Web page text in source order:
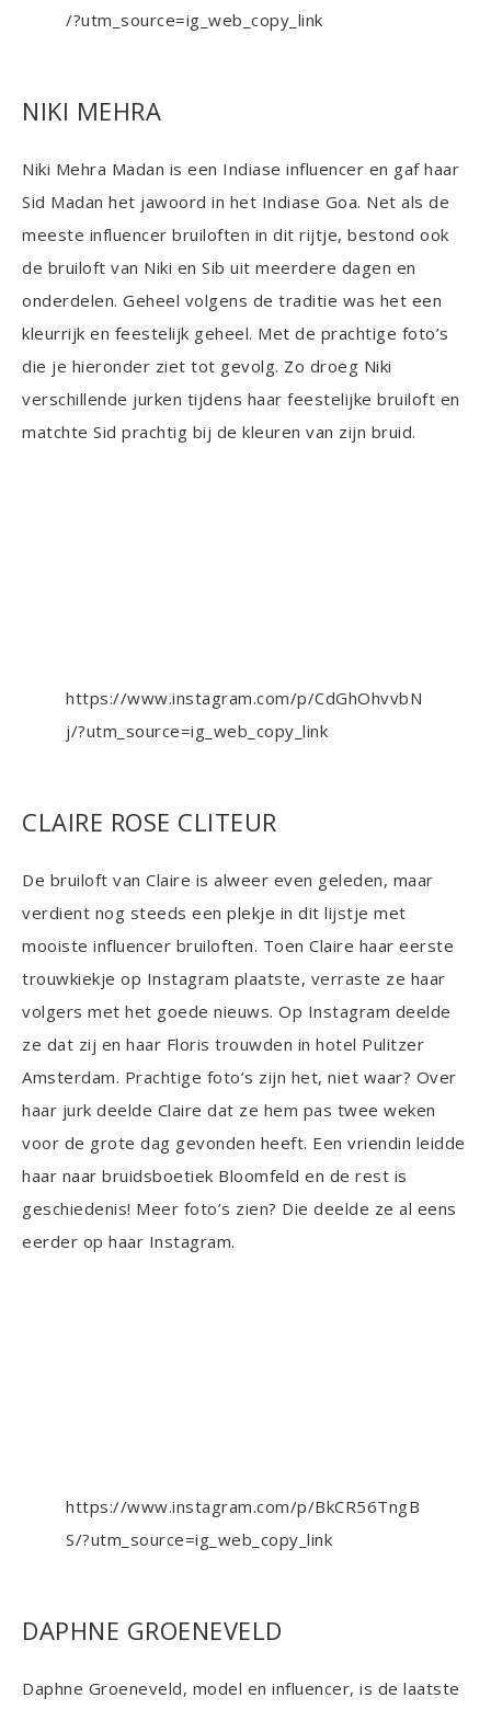
/?utm_source=ig_web_copy_link
NIKI MEHRA
Niki Mehra Madan is een Indiase influencer en gaf haar
Sid Madan het jawoord in het Indiase Goa. Net als de
meeste influencer bruiloften in dit rijtje, bestond ook
de bruiloft van Niki en Sib uit meerdere dagen en
onderdelen. Geheel volgens de traditie was het een
kleurrijk en feestelijk geheel. Met de prachtige foto’s
die je hieronder ziet tot gevolg. Zo droeg Niki
verschillende jurken tijdens haar feestelijke bruiloft en
matchte Sid prachtig bij de kleuren van zijn bruid.
https://www.instagram.com/p/CdGhOhvvbN
j/?utm_source=ig_web_copy_link
CLAIRE ROSE CLITEUR
De bruiloft van Claire is alweer even geleden, maar
verdient nog steeds een plekje in dit lijstje met
mooiste influencer bruiloften. Toen Claire haar eerste
trouwkiekje op Instagram plaatste, verraste ze haar
volgers met het goede nieuws. Op Instagram deelde
ze dat zij en haar Floris trouwden in hotel Pulitzer
Amsterdam. Prachtige foto’s zijn het, niet waar? Over
haar jurk deelde Claire dat ze hem pas twee weken
voor de grote dag gevonden heeft. Een vriendin leidde
haar naar bruidsboetiek Bloomfeld en de rest is
geschiedenis! Meer foto’s zien? Die deelde ze al eens
eerder op haar Instagram.
https://www.instagram.com/p/BkCR56TngB
S/?utm_source=ig_web_copy_link
DAPHNE GROENEVELD
Daphne Groeneveld, model en influencer, is de laatste